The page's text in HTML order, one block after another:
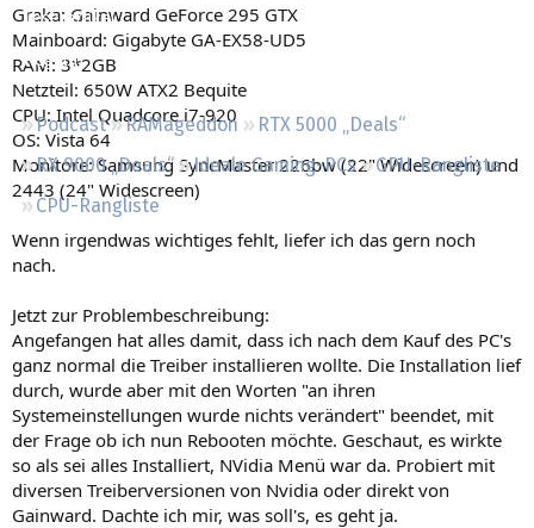
Leserartikel
Regeln
Podcast RAMageddon
RTX 5000 „Deals“
RX 9000 „Deals“
Ideale Gaming-PCs
GPU-Rangliste
CPU-Rangliste
Graka: Gainward GeForce 295 GTX
Mainboard: Gigabyte GA-EX58-UD5
RAM: 3*2GB
Netzteil: 650W ATX2 Bequite
CPU: Intel Quadcore i7-920
OS: Vista 64
Monitore: Samsung SyncMaster 226bw (22" Widescreen) und
2443 (24" Widescreen)
Wenn irgendwas wichtiges fehlt, liefer ich das gern noch
nach.
Jetzt zur Problembeschreibung:
Angefangen hat alles damit, dass ich nach dem Kauf des PC's
ganz normal die Treiber installieren wollte. Die Installation lief
durch, wurde aber mit den Worten "an ihren
Systemeinstellungen wurde nichts verändert" beendet, mit
der Frage ob ich nun Rebooten möchte. Geschaut, es wirkte
so als sei alles Installiert, NVidia Menü war da. Probiert mit
diversen Treiberversionen von Nvidia oder direkt von
Gainward. Dachte ich mir, was soll's, es geht ja.